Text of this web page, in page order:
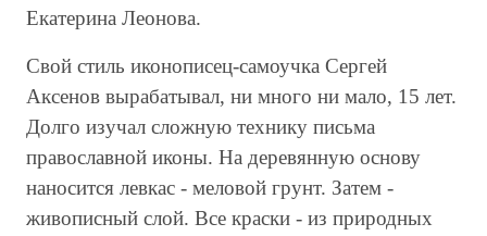
Екатерина Леонова.
Свой стиль иконописец-самоучка Сергей
Аксенов вырабатывал, ни много ни мало, 15 лет.
Долго изучал сложную технику письма
православной иконы. На деревянную основу
наносится левкас - меловой грунт. Затем -
живописный слой. Все краски - из природных